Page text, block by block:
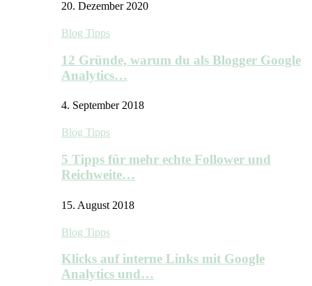
20. Dezember 2020
Blog Tipps
12 Gründe, warum du als Blogger Google
Analytics…
4. September 2018
Blog Tipps
5 Tipps für mehr echte Follower und
Reichweite…
15. August 2018
Blog Tipps
Klicks auf interne Links mit Google
Analytics und…